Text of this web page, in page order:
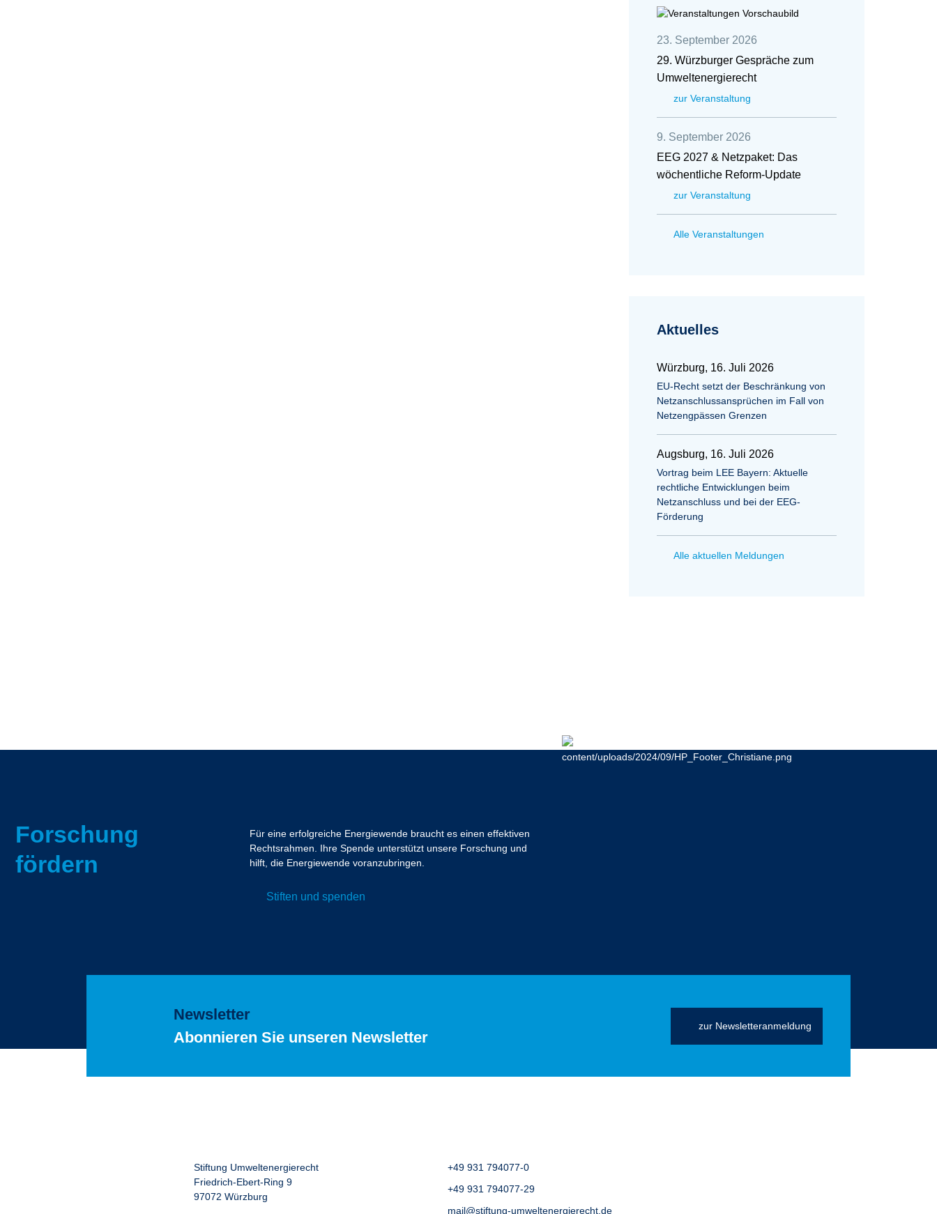
23. September 2026
29. Würzburger Gespräche zum
Umweltenergierecht
zur Veranstaltung
9. September 2026
EEG 2027 & Netzpaket: Das
wöchentliche Reform-Update
zur Veranstaltung
Alle Veranstaltungen
Aktuelles
Würzburg, 16. Juli 2026
EU-Recht setzt der Beschränkung von
Netzanschlussansprüchen im Fall von
Netzengpässen Grenzen
Augsburg, 16. Juli 2026
Vortrag beim LEE Bayern: Aktuelle
rechtliche Entwicklungen beim
Netzanschluss und bei der EEG-
Förderung
Alle aktuellen Meldungen
Forschung
fördern
Für eine erfolgreiche Energiewende braucht es einen effektiven
Rechtsrahmen. Ihre Spende unterstützt unsere Forschung und
hilft, die Energiewende voranzubringen.
Stiften und spenden
Newsletter
Abonnieren Sie unseren Newsletter
zur Newsletteranmeldung
Stiftung Umweltenergierecht
Friedrich-Ebert-Ring 9
97072 Würzburg
+49 931 794077-0
+49 931 794077-29
mail@stiftung-umweltenergierecht.de